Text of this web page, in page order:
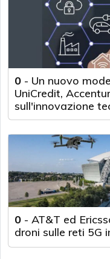
0 - Un nuovo
UniCredit,
sull'innovazione
0 - AT&T ed
droni sulle reti 5G